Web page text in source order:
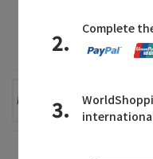
「マリュス」で叶える
やかなジュ...
MALUS
REMI